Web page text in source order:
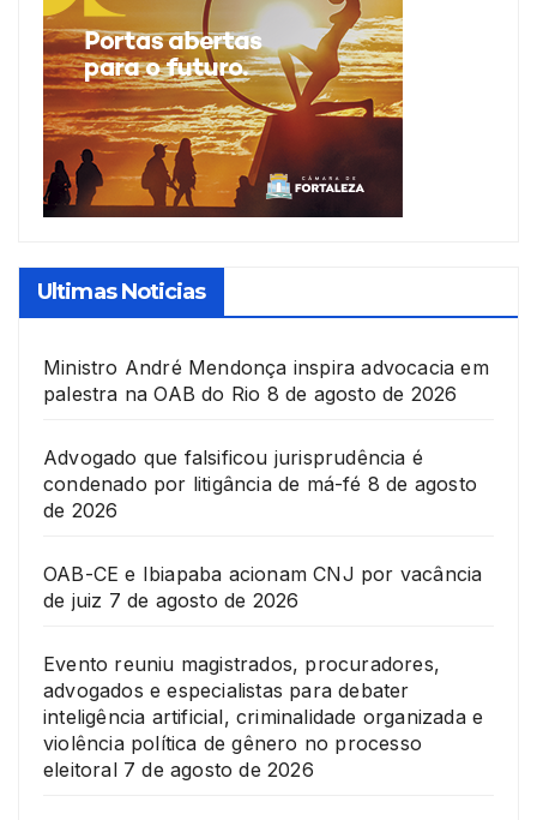
Ultimas Noticias
Ministro André Mendonça inspira advocacia em
palestra na OAB do Rio 8 de agosto de 2026
Advogado que falsificou jurisprudência é
condenado por litigância de má-fé 8 de agosto
de 2026
OAB-CE e Ibiapaba acionam CNJ por vacância
de juiz 7 de agosto de 2026
Evento reuniu magistrados, procuradores,
advogados e especialistas para debater
inteligência artificial, criminalidade organizada e
violência política de gênero no processo
eleitoral 7 de agosto de 2026